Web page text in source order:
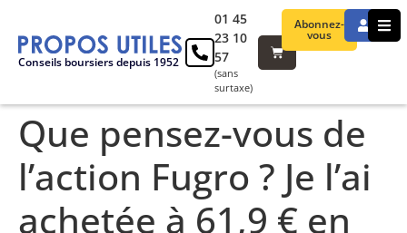
Conseils boursiers depuis 1952
Abonnez-
vous
01 45
23 10
57
(sans
surtaxe)
Que pensez-vous de
l’action Fugro ? Je l’ai
achetée à 61,9 € en